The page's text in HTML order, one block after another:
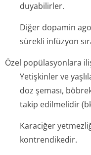
duyabilirler.
Diğer dopamin
sürekli infüzyon
Özel popülasyonlara
Yetişkinler ve
doz şeması,
takip edilmelidir
Karaciğer
kontrendikedir.